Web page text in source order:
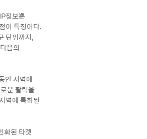
정보뿐
이 특징이다.
단위까지,
음의
안 지역에
운 활력을
역에 특화된
화된 타겟